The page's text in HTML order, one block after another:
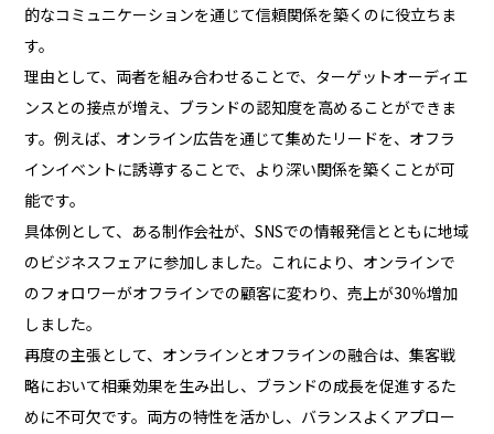
的なコミュニケーションを通じて信頼関係を築くのに役立ちま
す。
理由として、両者を組み合わせることで、ターゲットオーディエ
ンスとの接点が増え、ブランドの認知度を高めることができま
す。例えば、オンライン広告を通じて集めたリードを、オフラ
インイベントに誘導することで、より深い関係を築くことが可
能です。
具体例として、ある制作会社が、SNSでの情報発信とともに地域
のビジネスフェアに参加しました。これにより、オンラインで
のフォロワーがオフラインでの顧客に変わり、売上が30％増加
しました。
再度の主張として、オンラインとオフラインの融合は、集客戦
略において相乗効果を生み出し、ブランドの成長を促進するた
めに不可欠です。両方の特性を活かし、バランスよくアプロー